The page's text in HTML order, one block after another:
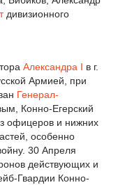
дивизионного
Александра I в г.
Армией, при
Генерал-
Конно-Егерский
офицеров и нижних
особенно
30 Апреля
действующих и
Гвардии Конно-